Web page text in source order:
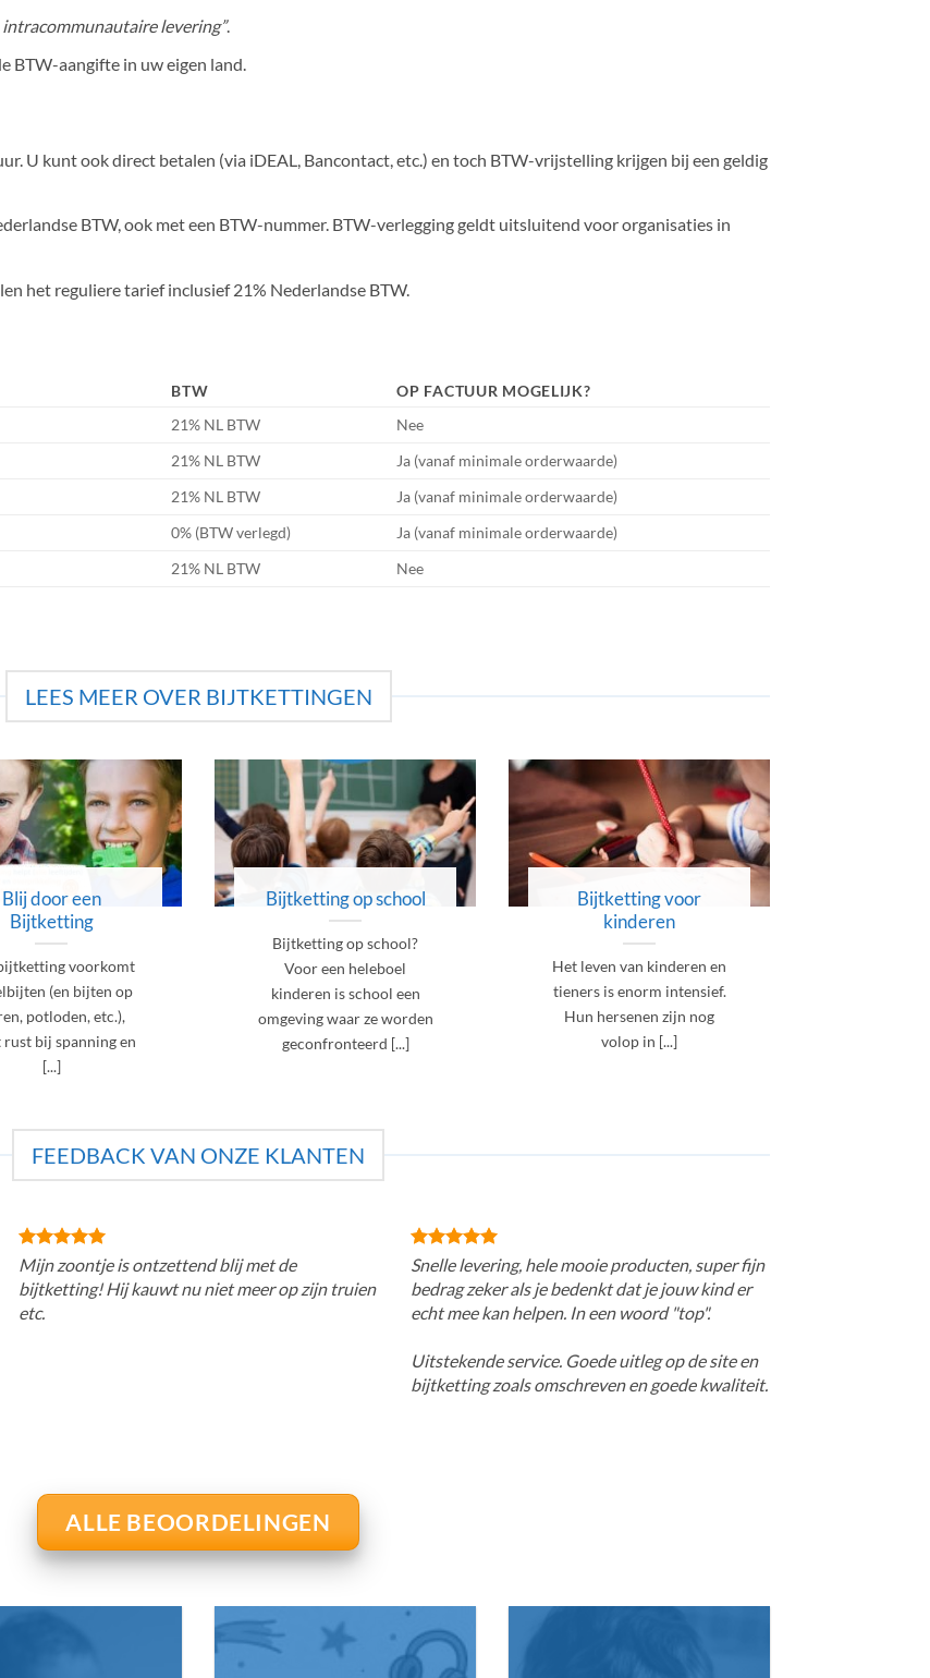
levering”.
BTW-aangifte in uw eigen land.
U kunt ook direct betalen (via iDEAL, Bancontact, etc.) en toch BTW-vrijstelling krijgen bij een geldig
BTW, ook met een BTW-nummer. BTW-verlegging geldt uitsluitend voor organisaties in
het reguliere tarief inclusief 21% Nederlandse BTW.
BTW
OP FACTUUR MOGELIJK?
21% NL BTW
Nee
21% NL BTW
Ja (vanaf minimale orderwaarde)
21% NL BTW
Ja (vanaf minimale orderwaarde)
0% (BTW verlegd)
Ja (vanaf minimale orderwaarde)
21% NL BTW Nee
LEES MEER OVER BIJTKETTINGEN
Blij door een
Bijtketting
voorkomt
(en bijten op
potloden, etc.),
rust bij spanning en
[...]
Bijtketting op school
Bijtketting op school?
Voor een heleboel
kinderen is school een
omgeving waar ze worden
geconfronteerd [...]
Bijtketting voor
kinderen
Het leven van kinderen en
tieners is enorm intensief.
Hun hersenen zijn nog
volop in [...]
FEEDBACK VAN ONZE KLANTEN
Mijn zoontje is ontzettend blij met de
bijtketting! Hij kauwt nu niet meer op zijn truien
etc.
Snelle levering, hele mooie producten, super fijn
bedrag zeker als je bedenkt dat je jouw kind er
echt mee kan helpen. In een woord "top".
Uitstekende service. Goede uitleg op de site en
bijtketting zoals omschreven en goede kwaliteit.
ALLE BEOORDELINGEN